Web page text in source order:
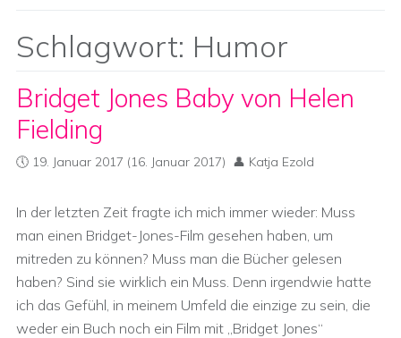
Schlagwort: Humor
Bridget Jones Baby von Helen
Fielding
19. Januar 2017 (16. Januar 2017) Katja Ezold
In der letzten Zeit fragte ich mich immer wieder: Muss
man einen Bridget-Jones-Film gesehen haben, um
mitreden zu können? Muss man die Bücher gelesen
haben? Sind sie wirklich ein Muss. Denn irgendwie hatte
ich das Gefühl, in meinem Umfeld die einzige zu sein, die
weder ein Buch noch ein Film mit „Bridget Jones“